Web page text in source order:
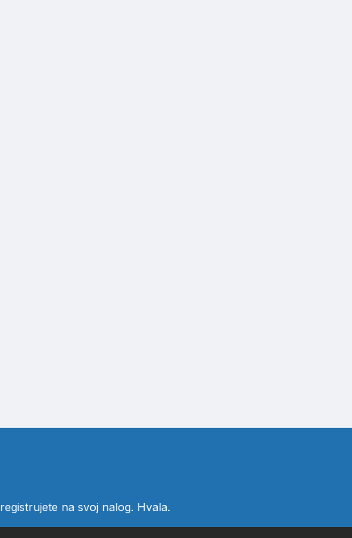
registrujete na svoj nalog. Hvala.